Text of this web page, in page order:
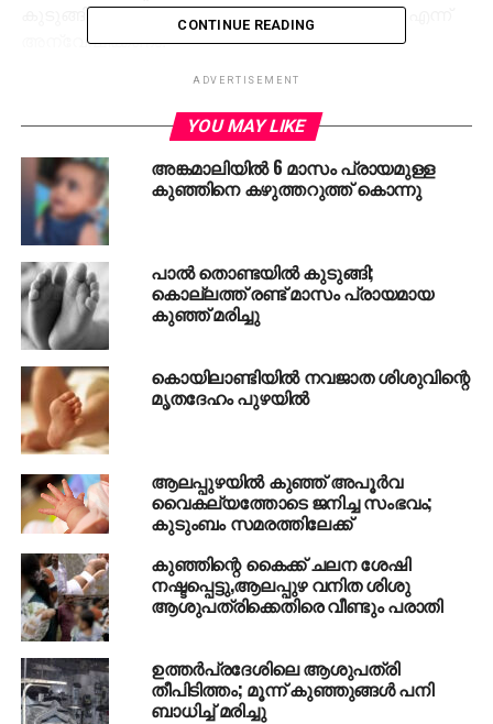
കുടുങ്ങിയത് വേറെ എവിടെ നിന്നെങ്കിലുമാണോ എന്ന്
അന്വേഷിക്കണം.
NEWBORN PARIYARAM MEDICAL COLLEGE
UP NEXT
കോട്ടക്കല്‍ ബൈക്കുകള്‍ കൂട്ടിയിടിച്ചുണ്ടായ
അപകടം; ചികിത്സയിലുണ്ടായിരുന്ന 17 കാരനും
മരിച്ചു
DON'T MISS
ലോട്ടറി അടിച്ചു, സുഹൃത്തുക്കള്‍ക്ക് പാര്‍ട്ടി
നല്‍കുന്നതിനിടെ തലയ്ക്കടിയേറ്റ് യുവാവ്
ഗുരുതരാവസ്ഥയില്‍
CONTINUE READING
ADVERTISEMENT
YOU MAY LIKE
അങ്കമാലിയില്‍ 6 മാസം പ്രായമുള്ള
കുഞ്ഞിനെ കഴുത്തറുത്ത് കൊന്നു
പാല്‍ തൊണ്ടയില്‍ കുടുങ്ങി;
കൊല്ലത്ത് രണ്ട് മാസം പ്രായമായ
കുഞ്ഞ് മരിച്ചു
കൊയിലാണ്ടിയില്‍ നവജാത ശിശുവിന്റെ
മൃതദേഹം പുഴയില്‍
ആലപ്പുഴയില്‍ കുഞ്ഞ് അപൂര്‍വ
വൈകല്യത്തോടെ ജനിച്ച സംഭവം;
കുടുംബം സമരത്തിലേക്ക്
കുഞ്ഞിന്റെ കൈക്ക് ചലന ശേഷി
നഷ്ടപ്പെട്ടു,ആലപ്പുഴ വനിത ശിശു
ആശുപത്രിക്കെതിരെ വീണ്ടും പരാതി
ഉത്തര്‍പ്രദേശിലെ ആശുപത്രി
തീപിടിത്തം; മൂന്ന് കുഞ്ഞുങ്ങള്‍ പനി
ബാധിച്ച് മരിച്ചു